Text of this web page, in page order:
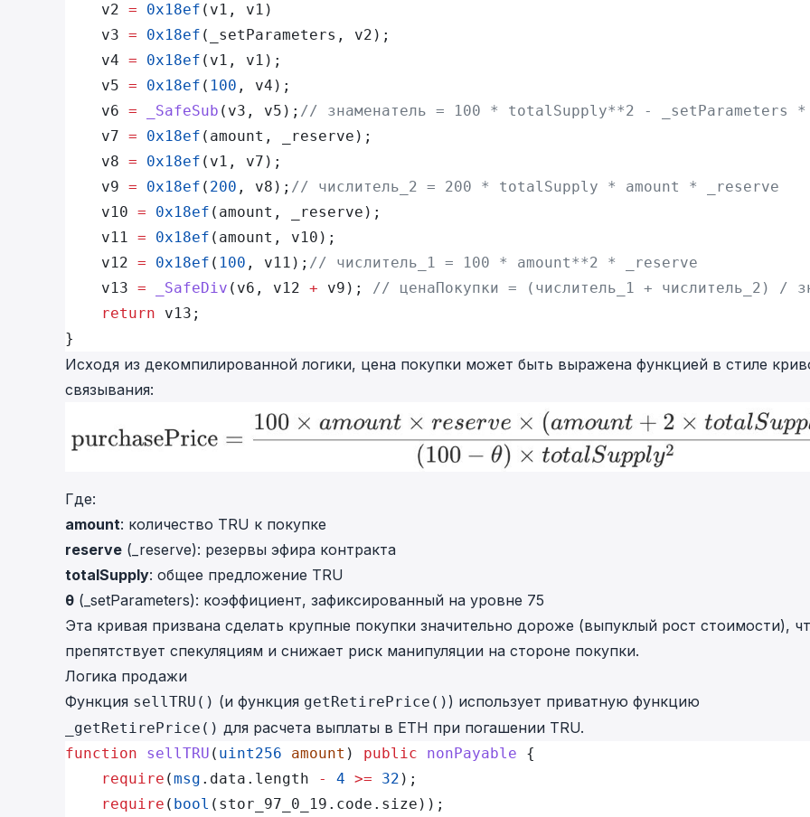
    v2
= 0x18ef (v1, v1)
    v3
= 0x18ef (_setParameters, v2);
    v4
= 0x18ef (v1, v1);
    v5
= 0x18ef ( 100 , v4);
    v6
= _SafeSub (v3, v5); // знаменатель = 100 * totalSupply**2 - _setParameters
    v7
= 0x18ef (amount, _reserve);
    v8
= 0x18ef (v1, v7);
    v9
= 0x18ef ( 200 , v8); // числитель_2 = 200 * totalSupply * amount * _reserve
    v10
= 0x18ef (amount, _reserve);
    v11
= 0x18ef (amount, v10);
    v12
= 0x18ef ( 100 , v11); // числитель_1 = 100 * amount**2 * _reserve
    v13
= _SafeDiv (v6, v12 + v9); // ценаПокупки = (числитель_1 + числитель_2) /
    return
v13;
}
Исходя из декомпилированной логики, цена покупки может быть выражена функцией в стиле
связывания:
Где:
amount: количество TRU к покупке
reserve ( _reserve): резервы эфира контракта
totalSupply: общее предложение TRU
θ ( _setParameters): коэффициент, зафиксированный на уровне 75
Эта кривая призвана сделать крупные покупки значительно дороже (выпуклый рост стоимости),
препятствует спекуляциям и снижает риск манипуляции на стороне покупки.
Логика продажи
Функция sellTRU() (и функция getRetirePrice() ) использует приватную функцию
_getRetirePrice() для расчета выплаты в ETH при погашении TRU.
function sellTRU ( uint256 amount ) public nonPayable {
    require
(msg .data.length - 4 >= 32 );
    require
( bool (stor_97_0_19.code.size));